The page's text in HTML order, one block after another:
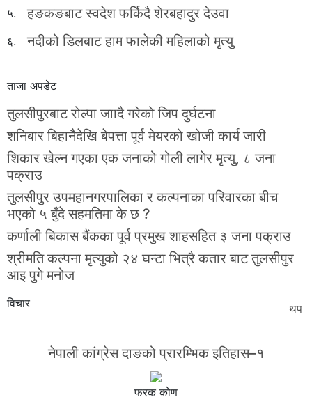
५. हङकङबाट स्वदेश फर्किदै शेरबहादुर देउवा
६. नदीको डिलबाट हाम फालेकी महिलाको मृत्यु
ताजा अपडेट
तुलसीपुरबाट रोल्पा जाादै गरेको जिप दुर्घटना
शनिबार बिहानैदेखि बेपत्ता पूर्व मेयरको खोजी कार्य जारी
शिकार खेल्न गएका एक जनाको गोली लागेर मृत्यु, ८ जना
पक्राउ
तुलसीपुर उपमहानगरपालिका र कल्पनाका परिवारका बीच
भएको ५ बुँदे सहमतिमा के छ ?
कर्णाली बिकास बैंकका पूर्व प्रमुख शाहसहित ३ जना पक्राउ
श्रीमति कल्पना मृत्युको २४ घन्टा भित्रै कतार बाट तुलसीपुर
आइ पुगे मनोज
विचार थप
नेपाली कांग्रेस दाङको प्रारम्भिक इतिहास–१
फरक कोण